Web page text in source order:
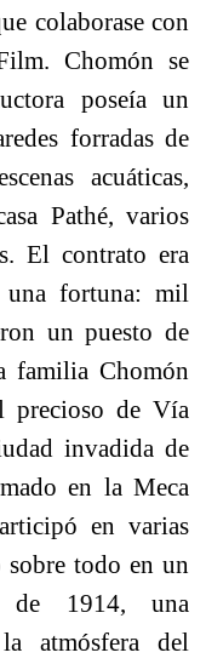
colaborase con
Chomón se
poseía un
forradas de
acuáticas,
Pathé, varios
El contrato era
una fortuna: mil
un puesto de
familia Chomón
precioso de Vía
invadida de
en la Meca
en varias
todo en un
de 1914, una
atmósfera del